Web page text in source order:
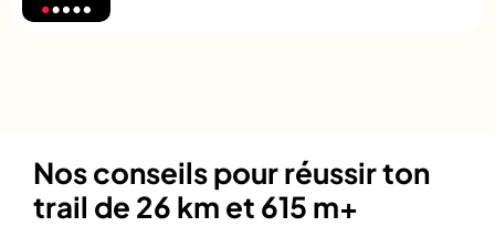
Nos conseils pour réussir ton
trail de 26 km et 615 m+